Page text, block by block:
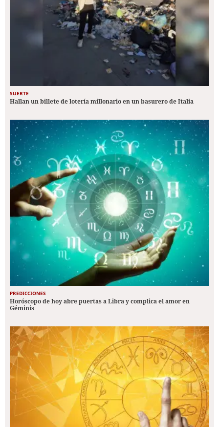
SUERTE
Hallan un billete de lotería millonario en un basurero de Italia
PREDICCIONES
Horóscopo de hoy abre puertas a Libra y complica el amor en
Géminis